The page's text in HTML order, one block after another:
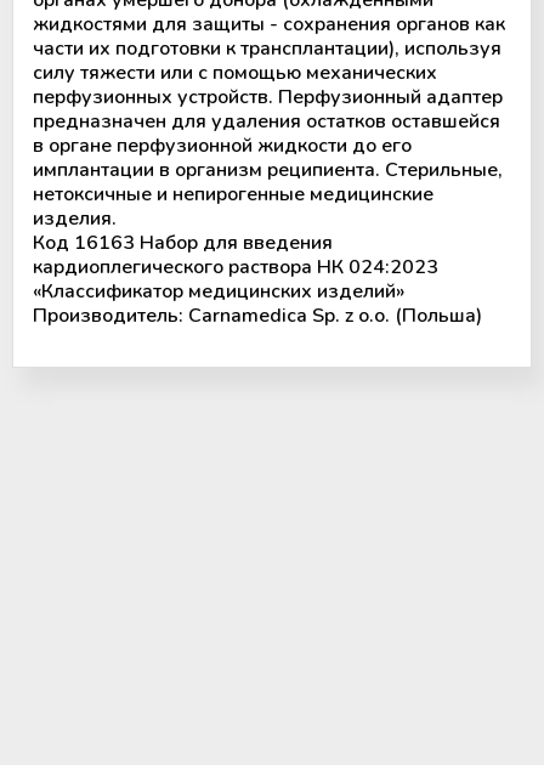
Аппараты для донорского и
терапевтического плазмафереза
Аппараты для автоматического
взятия крови
Аппараты для облучения крови
Мобильный пункт забора крови
(Донорский автобус)
жидкостями для защиты - сохранения органов как
части их подготовки к трансплантации), используя
силу тяжести или с помощью механических
перфузионных устройств. Перфузионный адаптер
предназначен для удаления остатков оставшейся
в органе перфузионной жидкости до его
имплантации в организм реципиента. Стерильные,
нетоксичные и непирогенные медицинские
изделия.
Код 16163 Набор для введения
кардиоплегического раствора НК 024:2023
«Классификатор медицинских изделий»
Производитель: Carnamedica Sp. z o.o. (Польша)